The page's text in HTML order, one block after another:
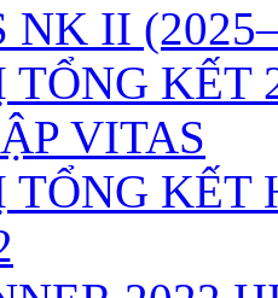
II
TỔNG
VITAS
TỔNG KẾT